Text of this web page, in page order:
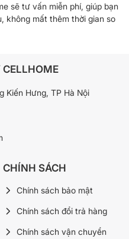
sẽ tư vấn miễn phí, giúp bạn
không mất thêm thời gian so
Kiến Hưng, TP Hà Nội
CHÍNH SÁCH
Chính sách bảo mật
Chính sách đổi trả hàng
Chính sách vận chuyển